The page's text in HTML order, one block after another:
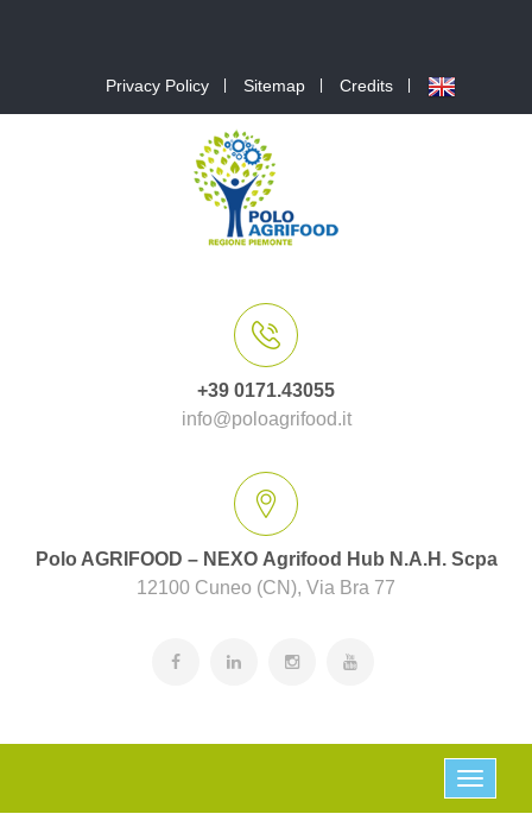
Privacy Policy Sitemap Credits
+39 0171.43055
info@poloagrifood.it
Polo AGRIFOOD – NEXO Agrifood Hub N.A.H. Scpa
12100 Cuneo (CN), Via Bra 77